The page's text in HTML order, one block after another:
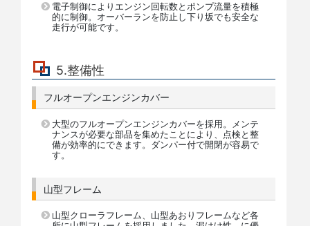
電子制御によりエンジン回転数とポンプ流量を積極
的に制御。オーバーランを防止し下り坂でも安全な
走行が可能です。
5.整備性
フルオープンエンジンカバー
大型のフルオープンエンジンカバーを採用。メンテ
ナンスが必要な部品を集めたことにより、点検と整
備が効率的にできます。ダンパー付で開閉が容易で
す。
山型フレーム
山型クローラフレーム、山型あおりフレームなど各